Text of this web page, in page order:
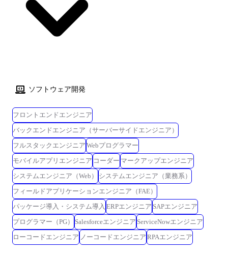
・セキュリティ系:89名 ・クラウド・AWS系:50名⇒強化中! ・データベー
ス系:180名 ・ネットワーク系:245名
ソフトウェア開発
フロントエンドエンジニア
バックエンドエンジニア（サーバーサイドエンジニア）
フルスタックエンジニア Webプログラマー
モバイルアプリエンジニア コーダー マークアップエンジニア
システムエンジニア（Web）
システムエンジニア（業務系）
フィールドアプリケーションエンジニア（FAE）
パッケージ導入・システム導入 ERPエンジニア SAPエンジニア
プログラマー（PG）
Salesforceエンジニア ServiceNowエンジニア
ローコードエンジニア ノーコードエンジニア RPAエンジニア